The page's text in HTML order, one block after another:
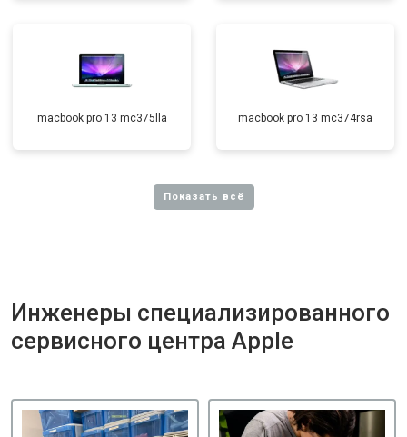
macbook pro 13 mc375lla macbook pro 13 mc374rsa
Инженеры специализированного
сервисного центра Apple